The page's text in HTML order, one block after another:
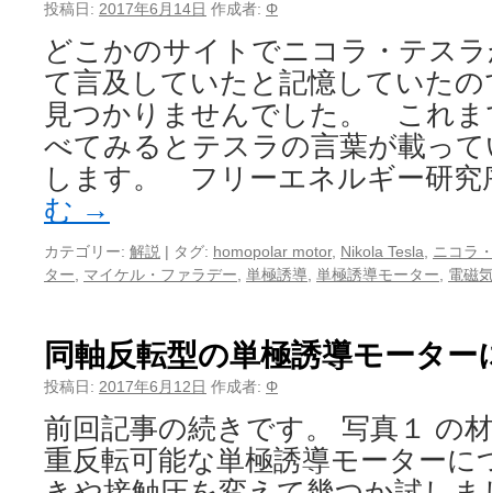
投稿日: 2017年6月14日 作成者: Φ
どこかのサイトでニコラ・テス
て言及していたと記憶していた
見つかりませんでした。 これま
べてみるとテスラの言葉が載っ
します。 フリーエネルギー研
む →
カテゴリー: 解説 | タグ: homopolar motor, Nikola Tesla
ニコラ
ター
マイケル・ファラデー 単極誘導 単極誘導モーター 電磁
同軸反転型の単極誘導モーター
投稿日: 2017年6月12日 作成者: Φ
前回記事の続きです。 写真１ の
重反転可能な単極誘導モーターに